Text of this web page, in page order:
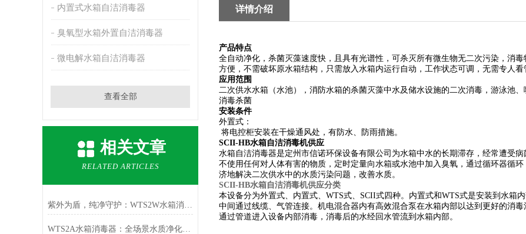
内置式水箱自洁消毒器
臭氧型水箱外置自洁消毒器
微电解水箱自洁消毒器
查看全部
相关文章
RELATED ARTICLES
紫外为盾，纯净守护：WTS2W水箱消毒器，二次供水安全的可靠屏障
WTS2A水箱消毒器：全场景水质净化，筑牢多领域用水安全防线
详情介绍
产品特点
全自动净化，杀菌灭藻速度快，且具有光谱性，可杀灭所有微生物无二次污染，消
方便，不需破坏原水箱结构，只需放入水箱内运行自动，工作状态可调，无需专人看
应用范围
二次供水水箱（水池），消防水箱的杀菌灭藻中水及储水设施的二次消毒，游泳池
消毒杀菌
安装条件
外置式：
将电控柜安装在干燥通风处，有防水、防雨措施。
SCII-HB水箱自洁消毒机供应
水箱自洁消毒器是定州市信诺环保设备有限公司为水箱中水的长期滞存，经常遭受
不使用任何对人体有害的物质，定时定量向水箱或水池中加入臭氧，通过循环器循
济地解决二次供水中的水质污染问题，改善水质。
SCII-HB水箱自洁消毒机供应分类
本设备分为外置式、内置式、WTS式、SCII式四种。内置式和WTS式是安装到水箱
中间通过线缆、气管连接。机电混合器内有高效混合泵在水箱内部以达到更好的消
通过管道进入设备内部消毒，消毒后的水经回水管流到水箱内部。